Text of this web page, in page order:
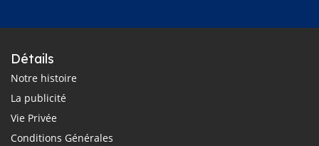
Détails
Notre histoire
La publicité
Vie Privée
Conditions Générales